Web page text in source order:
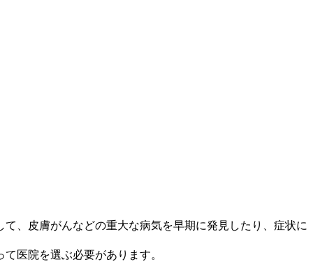
、皮膚がんなどの重大な病気を早期に発見したり、症状に
医院を選ぶ必要があります。